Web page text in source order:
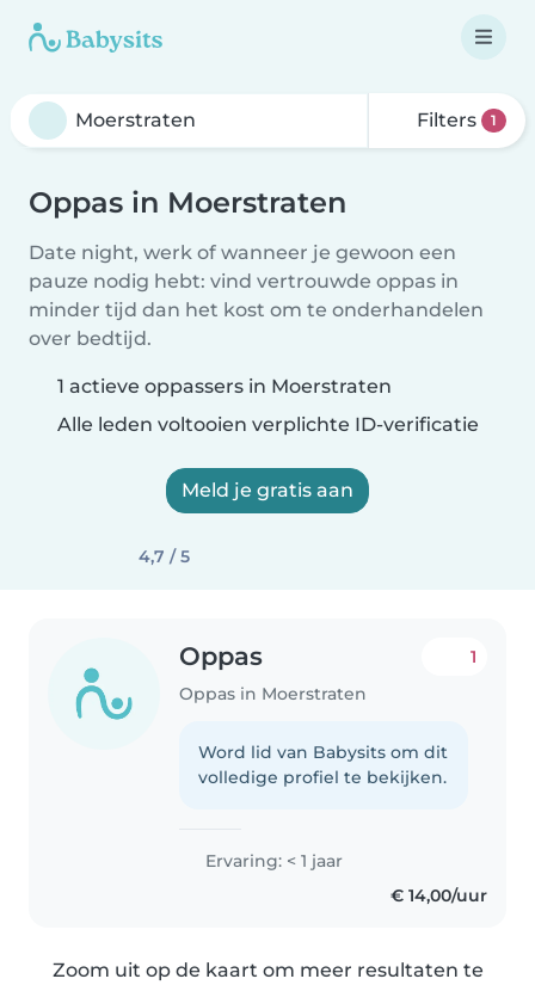
Filters 1
Oppas in Moerstraten
Date night, werk of wanneer je gewoon een
pauze nodig hebt: vind vertrouwde oppas in
minder tijd dan het kost om te onderhandelen
over bedtijd.
1 actieve oppassers in Moerstraten
Alle leden voltooien verplichte ID-verificatie
Meld je gratis aan
4,7 / 5
Oppas
Oppas in Moerstraten
1
Word lid van Babysits om dit
volledige profiel te bekijken.
Ervaring: < 1 jaar
€ 14,00/uur
Zoom uit op de kaart om meer resultaten te